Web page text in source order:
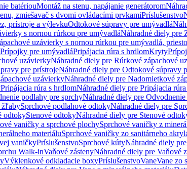
batériouMontáž na stenu, napájanie generátorom
zmiešavač s dvomi ovládacími prvkamiPríslušenstvo
prístroje a výlevkuOdtokové súpravy pre umývadlá
s nornou rúrkou pre umývadláNáhradné diely pre
uzávierky s nornou rúrkou pre umývadlá,
pre umývadláPripájacia rúra s hrdlomKryty
uzávierkyNáhradné diely pre Rúrkové zápachové
pre prístrojeNáhradné diely pre Odtokové súpravy
uzávierkyNáhradné diely pre Nadomietkové
Pripájacia rúra s hrdlomNáhradné diely pre Pripájacia
podlahy pre sprchyNáhradné diely pre
žľabySprchové podlahové odtokyNáhradné diely pre
odtokyStenové odtokyNáhradné diely pre Stenové
vaničky a sprchové plochySprchové vaničky z
materiáluSprchové vaničky zo sanitárneho
vaničkyPríslušenstvoSprchové kútyNáhradné diely
Walk-inVaňové zástenyNáhradné diely pre Vaňové
Výklenkové odkladacie boxyPríslušenstvoVaneVane zo